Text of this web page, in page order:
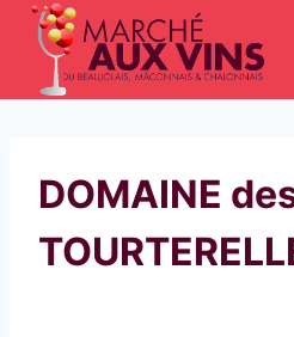
Aller
contenu
DOMAINE